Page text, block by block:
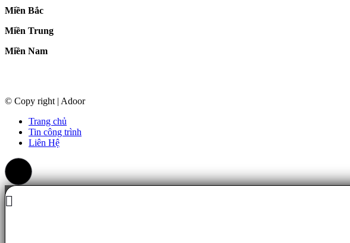
Miền Bắc
Miền Trung
Miền Nam
© Copy right | Adoor
Trang chủ
Tin công trình
Liên Hệ